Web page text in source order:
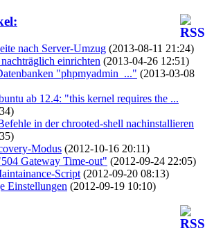
nach Server-Umzug (2013-08-11 21:24)
einrichten (2013-04-26 12:51)
"phpmyadmin_..." (2013-03-08
ab 12.4: "this kernel requires the ...
in der chrooted-shell nachinstallieren
Modus (2012-10-16 20:11)
Gateway Time-out" (2012-09-24 22:05)
Script (2012-09-20 08:13)
Einstellungen (2012-09-19 10:10)